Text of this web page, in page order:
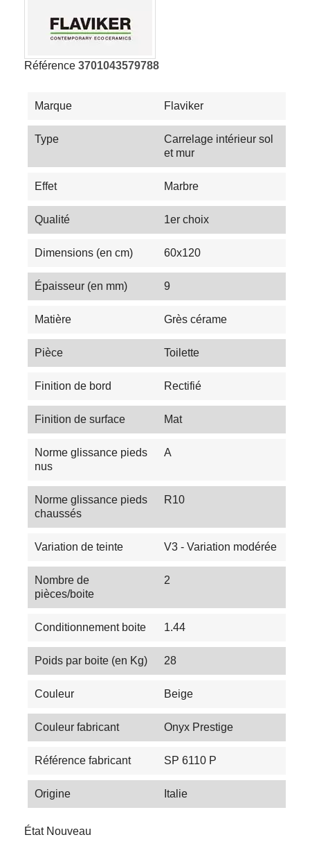
Référence 3701043579788
Marque Flaviker
Type
Carrelage intérieur sol
et mur
Effet Marbre
Qualité 1er choix
Dimensions (en cm) 60x120
Épaisseur (en mm) 9
Matière Grès cérame
Pièce Toilette
Finition de bord Rectifié
Finition de surface Mat
Norme glissance pieds
nus
A
Norme glissance pieds
chaussés
R10
Variation de teinte V3 - Variation modérée
Nombre de
pièces/boite
2
Conditionnement boite 1.44
Poids par boite (en Kg) 28
Couleur Beige
Couleur fabricant Onyx Prestige
Référence fabricant SP 6110 P
Origine Italie
État Nouveau